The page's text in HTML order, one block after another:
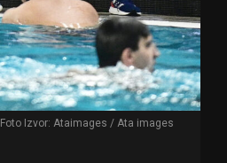
Foto Izvor: Ataimages / Ata images